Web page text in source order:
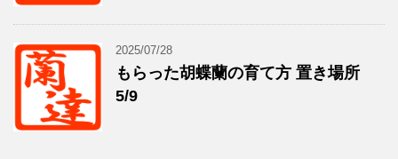
2025/07/28
もらった胡蝶蘭の育て方 置き場所
5/9